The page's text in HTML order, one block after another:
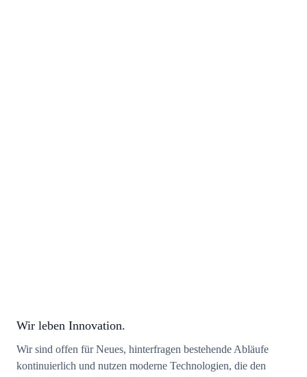
Wir leben Innovation.
Wir sind offen für Neues, hinterfragen bestehende Abläufe
kontinuierlich und nutzen moderne Technologien, die den